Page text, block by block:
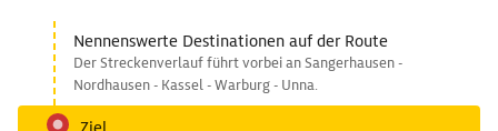
Nennenswerte Destinationen auf der Route
Der Streckenverlauf führt vorbei an Sangerhausen -
Nordhausen - Kassel - Warburg - Unna.